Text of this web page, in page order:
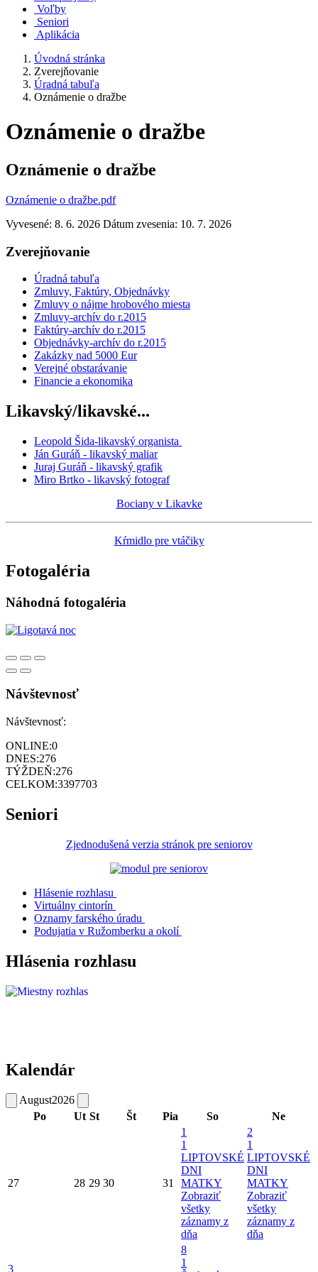
Voľby
Seniori
Aplikácia
Úvodná stránka
Zverejňovanie
Úradná tabuľa
Oznámenie o dražbe
Oznámenie o dražbe
Oznámenie o dražbe
Oznámenie o dražbe.pdf
Vyvesené: 8. 6. 2026 Dátum zvesenia: 10. 7. 2026
Zverejňovanie
Úradná tabuľa
Zmluvy, Faktúry, Objednávky
Zmluvy o nájme hrobového miesta
Zmluvy-archív do r.2015
Faktúry-archív do r.2015
Objednávky-archív do r.2015
Zakázky nad 5000 Eur
Verejné obstarávanie
Financie a ekonomika
Likavský/likavské...
Leopold Šida-likavský organista
Ján Guráň - likavský maliar
Juraj Guráň - likavský grafik
Miro Brtko - likavský fotograf
Bociany v Likavke
Kŕmidlo pre vtáčiky
Fotogaléria
Náhodná fotogaléria
Návštevnosť
Návštevnosť:
ONLINE:0
DNES:276
TÝŽDEŇ:276
CELKOM:3397703
Seniori
Zjednodušená verzia stránok pre seniorov
Hlásenie rozhlasu
Virtuálny cintorín
Oznamy farského úradu
Podujatia v Ružomberku a okolí
Hlásenia rozhlasu
Kalendár
August2026
Po
Ut St Št Pia So Ne
27 28 29 30 31
1
1
LIPTOVSKÉ
DNI
MATKY
Zobraziť
všetky
záznamy z
dňa
2
1
LIPTOVSKÉ
DNI
MATKY
Zobraziť
všetky
záznamy z
dňa
3
8
1